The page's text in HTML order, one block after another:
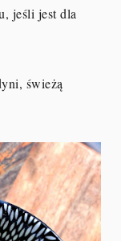
jeśli jest dla
świeżą